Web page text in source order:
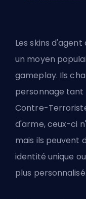
Les skins
un moyen
gameplay. Ils
personnage tant
Contre-
d'arme, ceux-ci
mais ils peuvent
identité unique
plus personnalisé.